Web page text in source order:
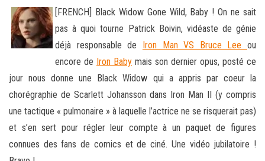
[FRENCH] Black Widow Gone Wild, Baby ! On ne sait
pas à quoi tourne Patrick Boivin, vidéaste de génie
déjà responsable de Iron Man VS Bruce Lee ou
encore de Iron Baby mais son dernier opus, posté ce
jour nous donne une Black Widow qui a appris par coeurla
chorégraphie de Scarlett Johansson dans Iron Man II (y compris
une tactique « pulmonaire » à laquelle l’actrice ne se risquerait pas)
et s’en sert pour régler leur compte à un paquet de figures
connues des fans de comics et de ciné. Une vidéo jubilatoire !